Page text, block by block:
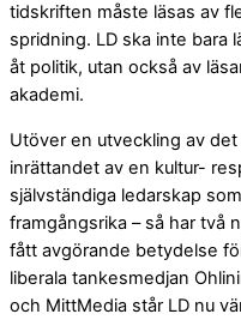
tidskriften måste läsas av
spridning. LD ska inte bara
åt politik, utan också av
akademi.
Utöver en utveckling av
inrättandet av en kultur-
självständiga ledarskap
framgångsrika – så har två
fått avgörande betydelse
liberala tankesmedjan
och MittMedia står LD nu